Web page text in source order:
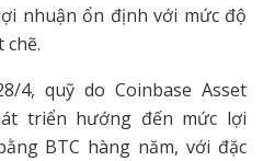
nhuận ổn định với mức độ
chẽ.
4, quỹ do Coinbase Asset
triển hướng đến mức lợi
BTC hàng năm, với đặc